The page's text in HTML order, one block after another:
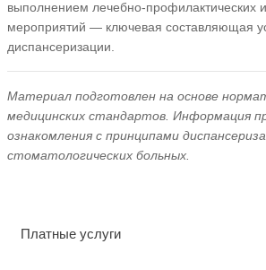
Платные услуги
выполнением лечебно-профилактических
мероприятий — ключевая составляющая
диспансеризации.
Материал подготовлен на основе
медицинских стандартов. Информация
ознакомления с принципами
стоматологических больных.